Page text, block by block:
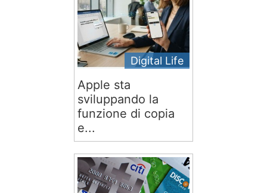
Digital Life
Apple sta
sviluppando la
funzione di copia
e...